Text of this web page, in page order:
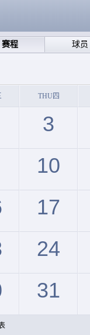
赛程 球员
THU四
3
10
17
24
31